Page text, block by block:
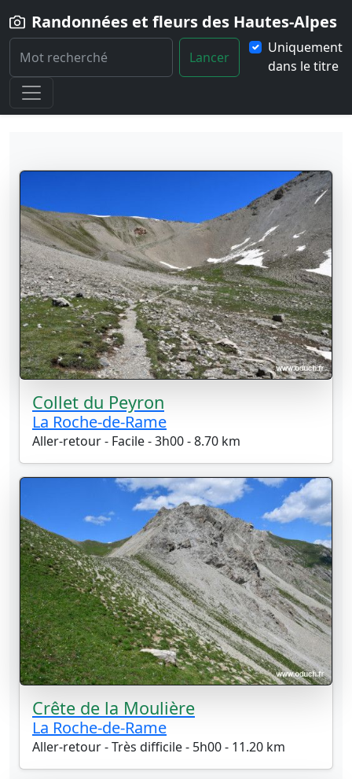
Randonnées et fleurs des Hautes-Alpes
Lancer
Uniquement
dans le titre
Home
Randonnées Localité La-Roche-de-Rame
Collet du Peyron
La Roche-de-Rame
Aller-retour - Facile - 3h00 - 8.70 km
Crête de la Moulière
La Roche-de-Rame
Aller-retour - Très difficile - 5h00 - 11.20 km